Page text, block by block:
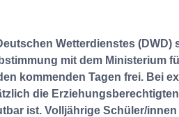
Wetterdienstes (DWD)
mit dem Ministerium
kommenden Tagen frei. Bei
die
ist. Volljährige Schüler/innen